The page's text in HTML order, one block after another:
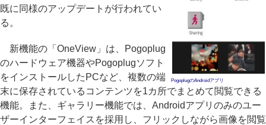
PogoplugのAndroidアプリ
既に同様のアップデートが行われてい
る。
新機能の「OneView」は、Pogoplug
のハードウェア機器やPogoplugソフト
をインストールしたPCなど、複数の端
末に保存されているコンテンツを1カ所でまとめて閲覧できる
機能。また、ギャラリー機能では、Androidアプリのみのユー
ザーインターフェイスを採用し、フリックしながら画像を閲覧